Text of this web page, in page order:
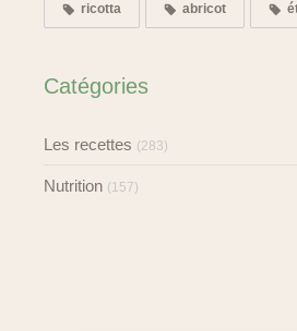
ricotta abricot
Catégories
Les recettes (283)
Nutrition (157)